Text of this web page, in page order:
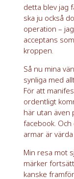
detta blev jag
ska ju också
operation –
acceptans
kroppen.
Så nu mina
synliga med
För att
ordentligt
här utan även
facebook.
armar är
Min resa mot
märker
kanske